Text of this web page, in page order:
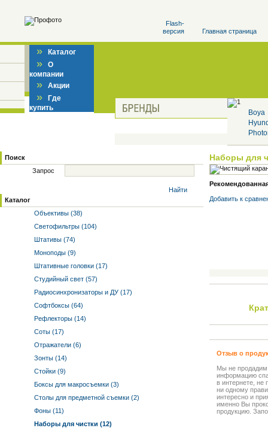
Flash-
версия
Главная страница
» Каталог
» О
компании
» Акции
» Где
купить
Boya
Поиск
Запрос
Найти
Каталог
Объективы (38)
Светофильтры (104)
Штативы (74)
Моноподы (9)
Штативные головки (17)
Студийный свет (57)
Радиосинхронизаторы и ДУ (17)
Софтбоксы (64)
Рефлекторы (14)
Соты (17)
Отражатели (6)
Зонты (14)
Стойки (9)
Боксы для макросъемки (3)
Столы для предметной съемки (2)
Фоны (11)
Наборы для чистки (12)
Наборы для
Добавить к
Отзыв о
Мы не
информацию
в интернете, не
ни одному
интересно и
именно Вы
продукцию.